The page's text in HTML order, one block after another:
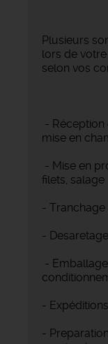
Plusieurs
lors de
selon vos
- Réception
mise en
- Mise en
filets, salage
-
- Desaretage
-
-
-